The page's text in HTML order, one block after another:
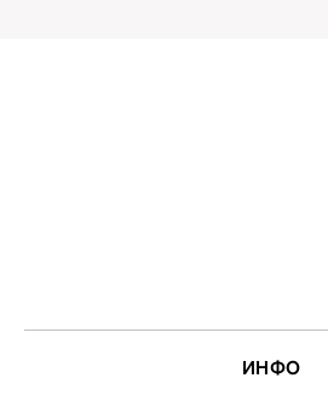
ИНФО